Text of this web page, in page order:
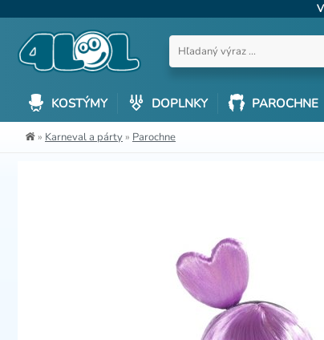
KOSTÝMY DOPLNKY PAROCHNE
» Karneval a párty » Parochne